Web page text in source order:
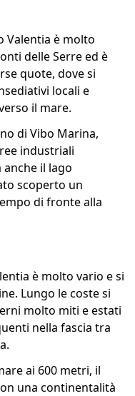
Valentia è molto
delle Serre ed è
quote, dove si
locali e
il mare.
di Vibo Marina,
industriali
il lago
scoperto un
di fronte alla
è molto vario e si
Lungo le coste si
molto miti e estati
nella fascia tra
ai 600 metri, il
una continentalità